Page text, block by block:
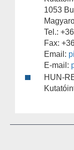
1053
Tel.:
Fax:
Email:
E-mail:
HUN-